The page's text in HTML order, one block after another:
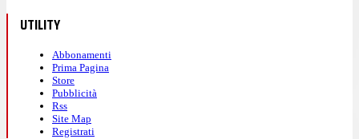
UTILITY
Abbonamenti
Prima Pagina
Store
Pubblicità
Rss
Site Map
Registrati